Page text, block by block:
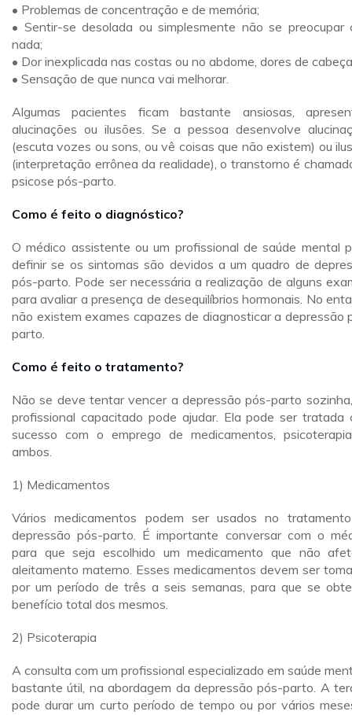
• Problemas de concentração e de memória;
• Sentir-se desolada ou simplesmente não se preocupar
nada;
• Dor inexplicada nas costas ou no abdome, dores de
• Sensação de que nunca vai melhorar.
Algumas pacientes ficam bastante ansiosas,
alucinações ou ilusões. Se a pessoa desenvolve
(escuta vozes ou sons, ou vê coisas que não existem) ou
(interpretação errônea da realidade), o transtorno é
psicose pós-parto.
Como é feito o diagnóstico?
O médico assistente ou um profissional de saúde mental
definir se os sintomas são devidos a um quadro de
pós-parto. Pode ser necessária a realização de alguns
para avaliar a presença de desequilíbrios hormonais. No
não existem exames capazes de diagnosticar a depressão
parto.
Como é feito o tratamento?
Não se deve tentar vencer a depressão pós-parto
profissional capacitado pode ajudar. Ela pode ser tratada
sucesso com o emprego de medicamentos,
ambos.
1) Medicamentos
Vários medicamentos podem ser usados no
depressão pós-parto. É importante conversar com o
para que seja escolhido um medicamento que não
aleitamento materno. Esses medicamentos devem ser
por um período de três a seis semanas, para que se
benefício total dos mesmos.
2) Psicoterapia
A consulta com um profissional especializado em saúde
bastante útil, na abordagem da depressão pós-parto. A
pode durar um curto período de tempo ou por vários